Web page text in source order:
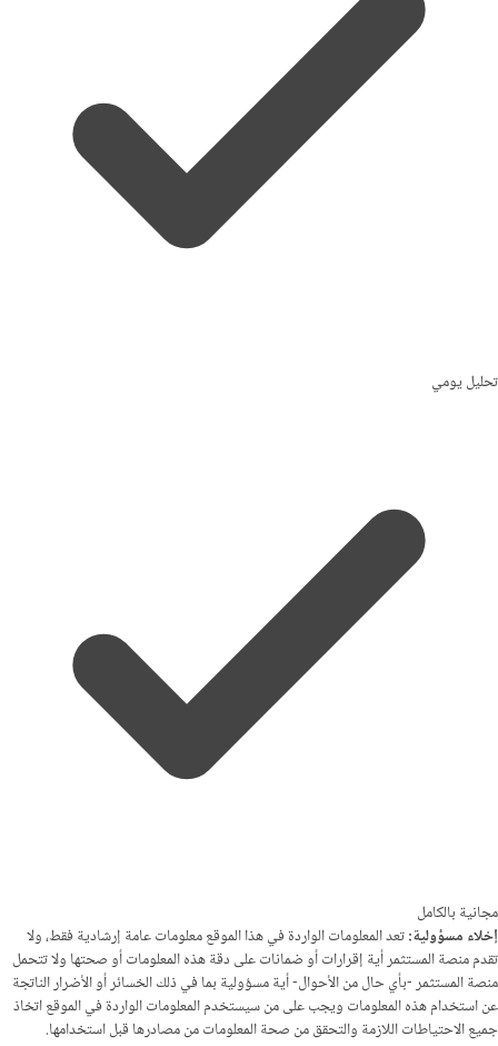
تحليل يومي
مجانية بالكامل
إخلاء مسؤولية:تعد المعلومات الواردة في هذا الموقع معلومات عامة إرشادية فقط، ولا
تقدم منصة المستثمر أية إقرارات أو ضمانات على دقة هذه المعلومات أو صحتها ولا تتحمل
منصة المستثمر -بأي حال من الأحوال- أية مسؤولية بما في ذلك الخسائر أو الأضرار الناتجة
عن استخدام هذه المعلومات ويجب على من سيستخدم المعلومات الواردة في الموقع اتخاذ
جميع الاحتياطات اللازمة والتحقق من صحة المعلومات من مصادرها قبل استخدامها.